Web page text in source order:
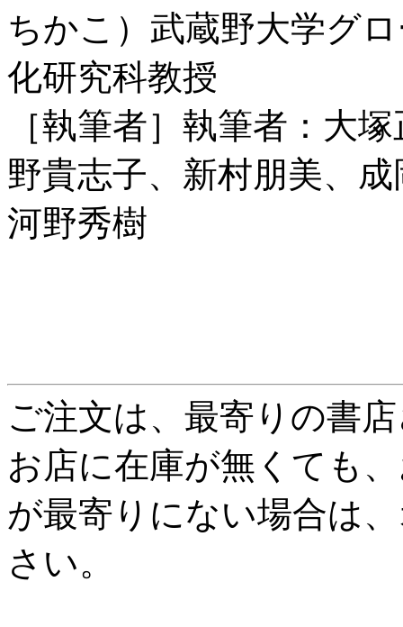
ちかこ）武蔵野大学グ
化研究科教授
［執筆者］執筆者：大
野貴志子、新村朋美、
河野秀樹
ご注文は、最寄りの書
お店に在庫が無くても
が最寄りにない場合は
さい。